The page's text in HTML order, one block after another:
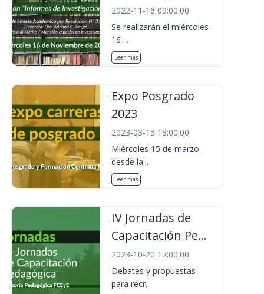
2022-11-16 09:00:00
Se realizarán el miércoles
16 ...
Leer más
Expo Posgrado
2023
2023-03-15 18:00:00
Miércoles 15 de marzo
desde la...
Leer más
IV Jornadas de
Capacitación Pe...
2023-10-20 17:00:00
Debates y propuestas
para recr...